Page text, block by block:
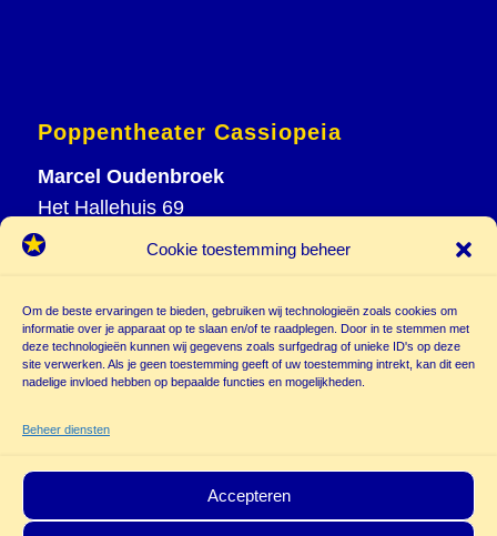
Cookie toestemming beheer
Om de beste ervaringen te bieden, gebruiken wij technologieën zoals cookies om
informatie over je apparaat op te slaan en/of te raadplegen. Door in te stemmen met
deze technologieën kunnen wij gegevens zoals surfgedrag of unieke ID's op deze
site verwerken. Als je geen toestemming geeft of uw toestemming intrekt, kan dit een
nadelige invloed hebben op bepaalde functies en mogelijkheden.
Beheer diensten
Accepteren
Poppentheater Cassiopeia
Marcel Oudenbroek
Het Hallehuis 69
3823 VH Amersfoort
info@
poppentheatercassiopeia.nl